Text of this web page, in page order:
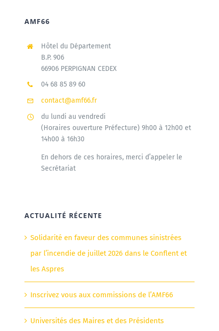
AMF66
Hôtel du Département
B.P. 906
66906 PERPIGNAN CEDEX
04 68 85 89 60
contact@amf66.fr
du lundi au vendredi
(Horaires ouverture Préfecture) 9h00 à 12h00 et
14h00 à 16h30
En dehors de ces horaires, merci d’appeler le
Secrétariat
ACTUALITÉ RÉCENTE
Solidarité en faveur des communes sinistrées
par l’incendie de juillet 2026 dans le Conflent et
les Aspres
Inscrivez vous aux commissions de l’AMF66
Universités des Maires et des Présidents